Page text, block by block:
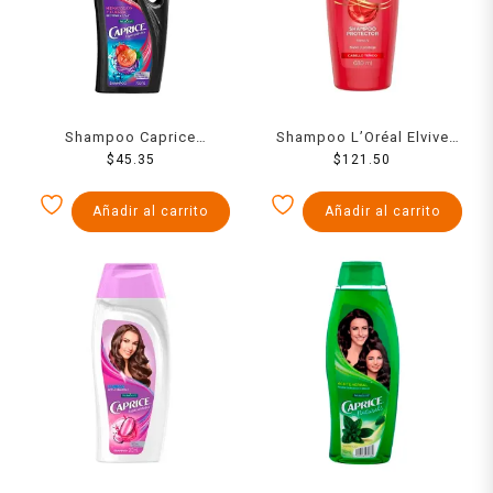
Shampoo Caprice
Especialidades
+ uva 750 ml
$45.35
Añadir al carrito
Shampoo L’Oréal Elvive
color vive filtro UV cabello
$121.50
Añadir al carrito